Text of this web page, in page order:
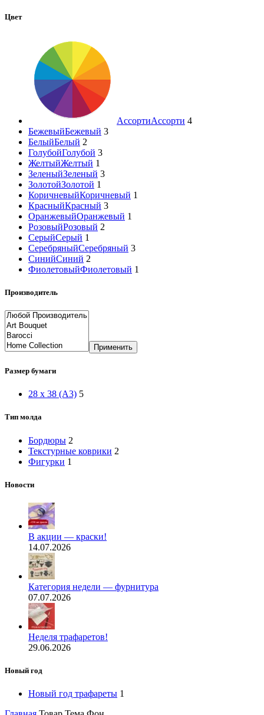
Цвет
АссортиАссорти 4
БежевыйБежевый 3
БелыйБелый 2
ГолубойГолубой 3
ЖелтыйЖелтый 1
ЗеленыйЗеленый 3
ЗолотойЗолотой 1
КоричневыйКоричневый 1
КрасныйКрасный 3
ОранжевыйОранжевый 1
РозовыйРозовый 2
СерыйСерый 1
СеребряныйСеребряный 3
СинийСиний 2
ФиолетовыйФиолетовый 1
Производитель
Применить
Размер бумаги
28 x 38 (A3) 5
Тип молда
Бордюры 2
Текстурные коврики 2
Фигурки 1
Новости
В акции — краски!
14.07.2026
Категория недели — фурнитура
07.07.2026
Неделя трафаретов!
29.06.2026
Новый год
Новый год трафареты 1